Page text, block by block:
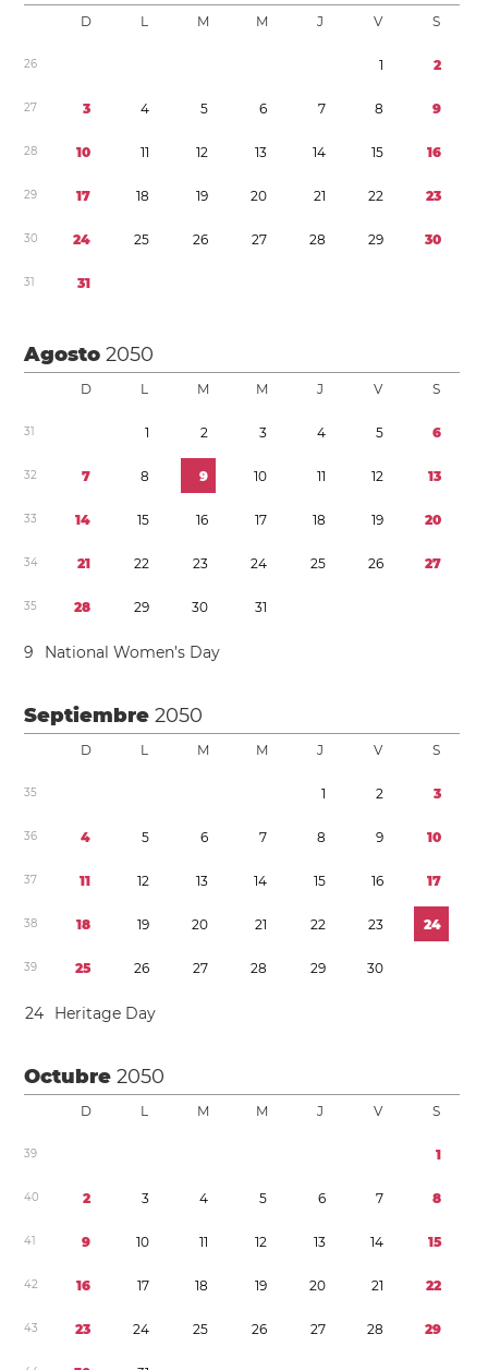
D L M M J V S
26 1 2
27 3 4 5 6 7 8 9
28 10 11 12 13 14 15 16
29 17 18 19 20 21 22 23
30 24 25 26 27 28 29 30
31 31
Agosto2050
D L M M J V S
31 1 2 3 4 5 6
32 7 8 9 10 11 12 13
33 14 15 16 17 18 19 20
34 21 22 23 24 25 26 27
35 28 29 30 31
9 National Women’s Day
Septiembre2050
D L M M J V S
35 1 2 3
36 4 5 6 7 8 9 10
37 11 12 13 14 15 16 17
38 18 19 20 21 22 23 24
39 25 26 27 28 29 30
24 Heritage Day
Octubre2050
D L M M J V S
39 1
40 2 3 4 5 6 7 8
41 9 10 11 12 13 14 15
42 16 17 18 19 20 21 22
43 23 24 25 26 27 28 29